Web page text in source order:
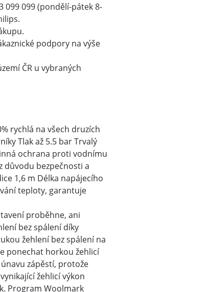
099 099 (pondělí-pátek 8-
podpory na výše
ČR u vybraných
rychlá na všech druzích
Tlak až 5.5 bar Trvalý
ochrana proti vodnímu
důvodu bezpečnosti a
1,6 m Délka napájecího
teploty, garantuje
proběhne, ani
bez spálení díky
žehlení bez spálení na
ponechat horkou žehlicí
zápěstí, protože
žehlicí výkon
Program Woolmark